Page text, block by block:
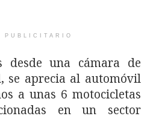
PUBLICITARIO
desde una cámara de
se aprecia al automóvil
a unas 6 motocicletas
en un sector